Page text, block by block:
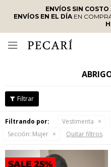
ENVÍOS SIN COSTO
ENVÍOS EN EL DÍAEN

Filtrando por: Vestimenta
Sección: Mujer Quitar filtros